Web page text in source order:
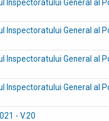
General al
General al
General al
General al
- V.20